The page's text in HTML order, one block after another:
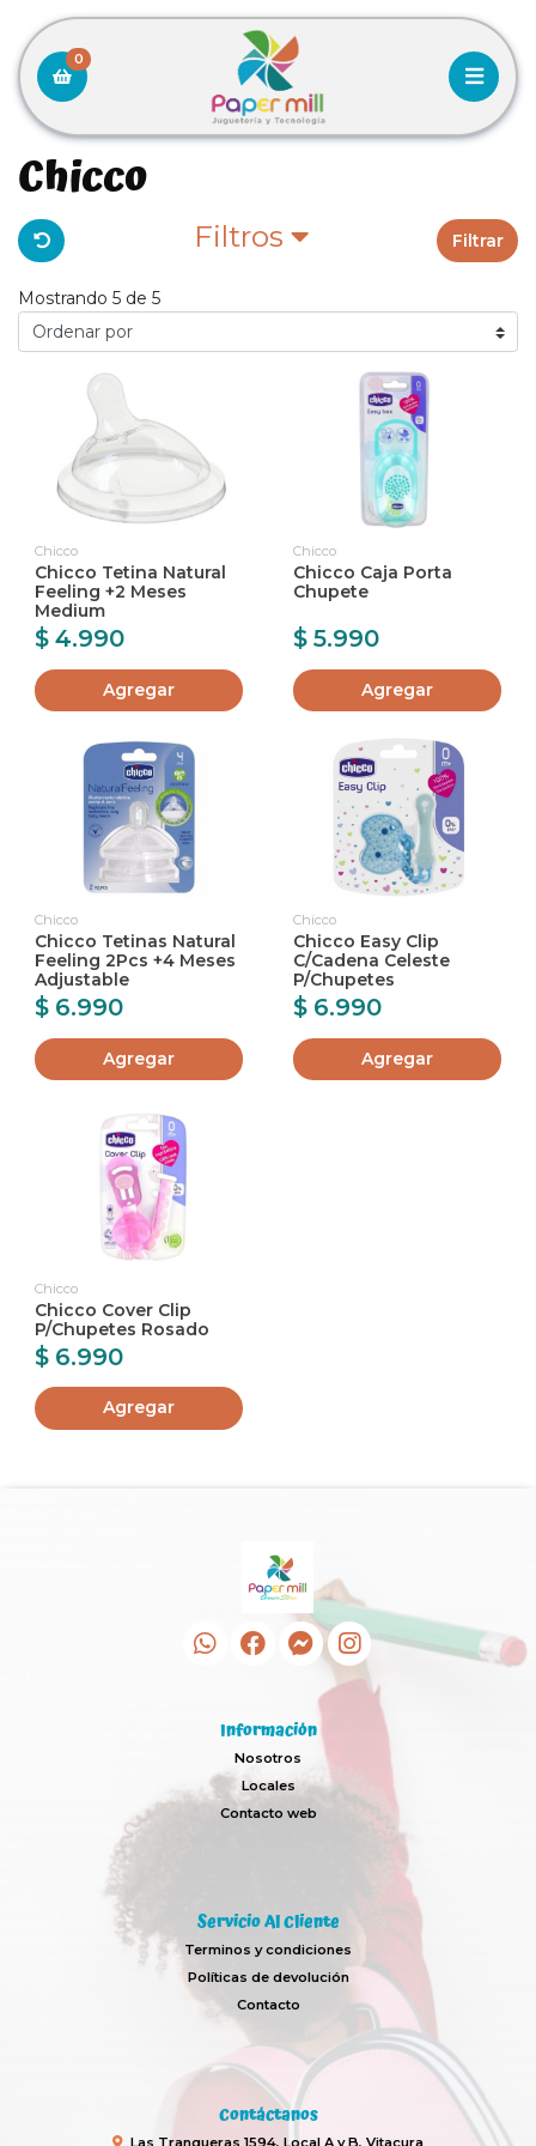
0
Chicco
Filtros Filtrar
Mostrando 5 de 5
Chicco
Chicco Tetina Natural
Feeling +2 Meses
Medium
$ 4.990
Agregar
Chicco
Chicco Caja Porta
Chupete
$ 5.990
Agregar
Chicco
Chicco Tetinas Natural
Feeling 2Pcs +4 Meses
Adjustable
$ 6.990
Agregar
Chicco
Chicco Easy Clip
C/Cadena Celeste
P/Chupetes
$ 6.990
Agregar
Chicco
Chicco Cover Clip
P/Chupetes Rosado
$ 6.990
Agregar
Información
Nosotros
Locales
Contacto web
Servicio Al Cliente
Terminos y condiciones
Políticas de devolución
Contacto
Contáctanos
Las Tranqueras 1594, Local A y B, Vitacura